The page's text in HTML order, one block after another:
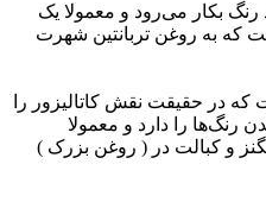
بکار می‌رود و معمولا یک
که به روغن تربانتین شهرت
در حقیقت نقش کاتالیزور را
را دارد و معمولا
و کبالت در ( روغن بزرک )